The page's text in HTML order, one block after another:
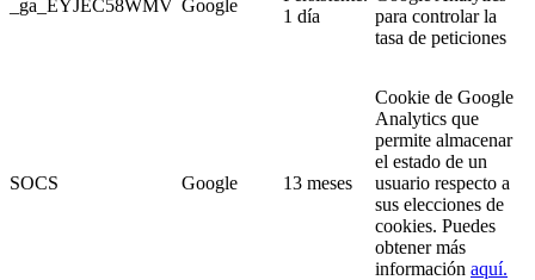
_ga_EYJEC58WMV Google
1 día
para controlar la
tasa de peticiones
SOCS Google 13 meses
Cookie de Google
Analytics que
permite almacenar
el estado de un
usuario respecto a
sus elecciones de
cookies. Puedes
obtener más
información aquí.